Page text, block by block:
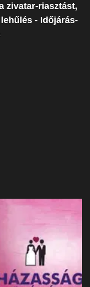
zivatar-riasztást,
- Időjárás-